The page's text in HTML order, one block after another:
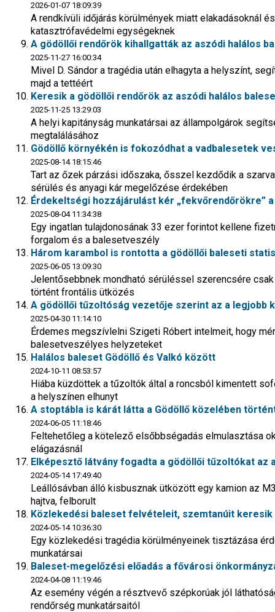
2026-01-07 18:09:39
A rendkívüli időjárás körülmények miatt elakadásoknál
katasztrófavédelmi egységeknek
A gödöllői rendőrök kihallgatták az aszódi halálos
2025-11-27 16:00:34
Mivel D. Sándor a tragédia után elhagyta a helyszínt,
majd a tettéért
Keresik a gödöllői rendőrök az aszódi halálos
2025-11-25 13:29:03
A helyi kapitányság munkatársai az állampolgárok
megtalálásához
Gödöllő környékén is fokozódhat a vadbalesetek
2025-08-14 18:15:46
Tart az őzek párzási időszaka, ősszel kezdődik a
sérülés és anyagi kár megelőzése érdekében
Érdekeltségi hozzájárulást kér „fekvőrendőrökre”
2025-08-04 11:34:38
Egy ingatlan tulajdonosának 33 ezer forintot kellene
forgalom és a balesetveszély
Három karambol is rontotta a gödöllői baleseti
2025-06-05 13:09:30
Jelentősebbnek mondható sérüléssel szerencsére
történt frontális ütközés
A gödöllői tűzoltóság vezetője szerint az a legjobb
2025-04-30 11:14:10
Érdemes megszívlelni Szigeti Róbert intelmeit, hogy
balesetveszélyes helyzeteket
Halálos baleset Gödöllő és Valkó között
2024-10-11 08:53:57
Hiába küzdöttek a tűzoltók által a roncsból kimentett
a helyszínen elhunyt
A stoptábla is kárát látta a Gödöllő közelében
2024-06-05 11:18:46
Feltehetőleg a kötelező elsőbbségadás elmulasztása
elágazásnál
Elképesztő látvány fogadta a gödöllői tűzoltókat az
2024-05-14 17:49:40
Leállósávban álló kisbusznak ütközött egy kamion az
hajtva, felborult
Közlekedési baleset felvételeit, szemtanúit keresik
2024-05-14 10:36:30
Egy közlekedési tragédia körülményeinek tisztázása
munkatársai
Baleset-megelőzési előadás a fővárosi
2024-04-08 11:19:46
Az esemény végén a résztvevő szépkorúak jól
rendőrség munkatársaitól